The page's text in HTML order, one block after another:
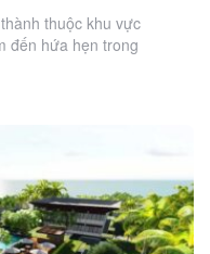
thuộc khu vực
đến hứa hẹn trong